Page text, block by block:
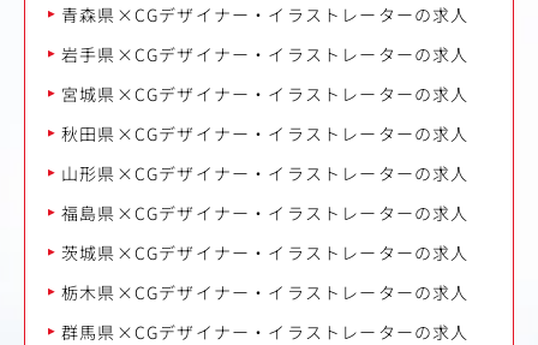
青森県×CGデザイナー・イラストレーターの求人
岩手県×CGデザイナー・イラストレーターの求人
宮城県×CGデザイナー・イラストレーターの求人
秋田県×CGデザイナー・イラストレーターの求人
山形県×CGデザイナー・イラストレーターの求人
福島県×CGデザイナー・イラストレーターの求人
茨城県×CGデザイナー・イラストレーターの求人
栃木県×CGデザイナー・イラストレーターの求人
群馬県×CGデザイナー・イラストレーターの求人